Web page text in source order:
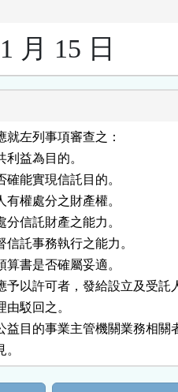
月 15 日
左列事項審查之：
益為目的。
能實現信託目的。
權處分之財產權。
信託財產之能力。
託事務執行之能力。
書是否確屬妥適。
予以許可者，發給設立及受託
駁回之。
益目的事業主管機關業務相關